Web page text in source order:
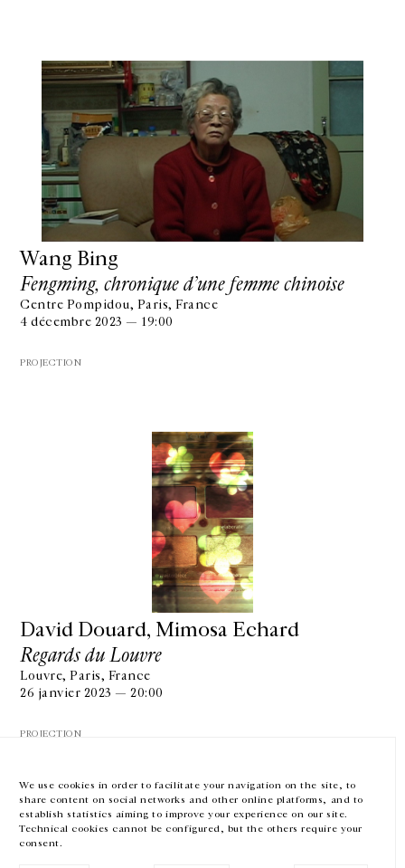
We use cookies in order to facilitate your navigation on the site, to
share content on social networks and other online platforms, and to
establish statistics aiming to improve your experience on our site.
Technical cookies cannot be configured, but the others require your
consent.
Wang Bing
Fengming, chronique d’une femme chinoise
Centre Pompidou, Paris, France
4 décembre 2023 — 19:00
PROJECTION
David Douard, Mimosa Echard
Regards du Louvre
Louvre, Paris, France
26 janvier 2023 — 20:00
PROJECTION
GALERIE CHANTAL CROUSEL
10 RUE CHARLOT, 75003 PARIS
GALERIE@CROUSEL.COM
HORAIRES D'OUVERTURE
DU MARDI AU VENDREDI
LE SAMEDI
EN FR 中文 Facebook Instagram
Inscrivez-vous à notre newsletter